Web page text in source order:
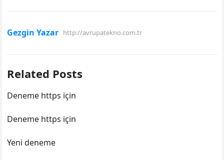
Gezgin Yazar http://avrupatekno.com.tr
Related Posts
Deneme https için
Deneme https için
Yeni deneme